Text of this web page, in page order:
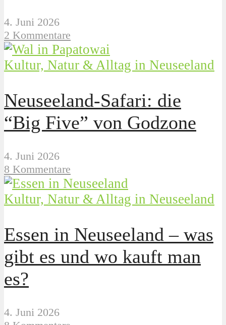
4. Juni 2026
2 Kommentare
Kultur, Natur & Alltag in Neuseeland
Neuseeland-Safari: die
“Big Five” von Godzone
4. Juni 2026
8 Kommentare
Kultur, Natur & Alltag in Neuseeland
Essen in Neuseeland – was
gibt es und wo kauft man
es?
4. Juni 2026